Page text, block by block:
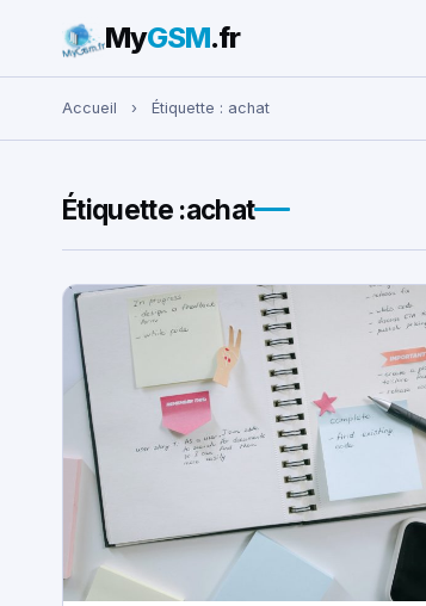
Rechercher :
MyGSM.fr
Accueil › Étiquette : achat
Étiquette :achat